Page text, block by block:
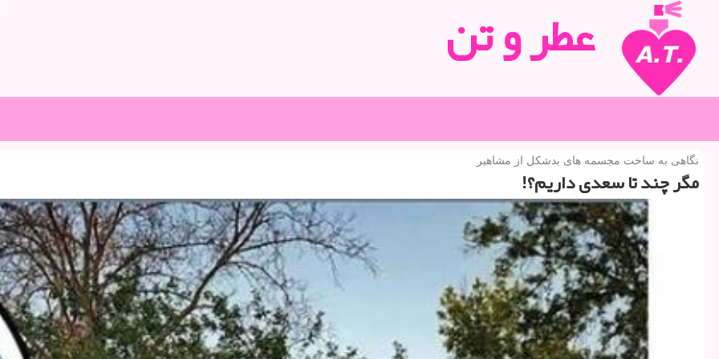
عطر و تن
نگاهی به ساخت مجسمه های بدشكل از مشاهیر
مگر چند تا سعدی داریم؟!